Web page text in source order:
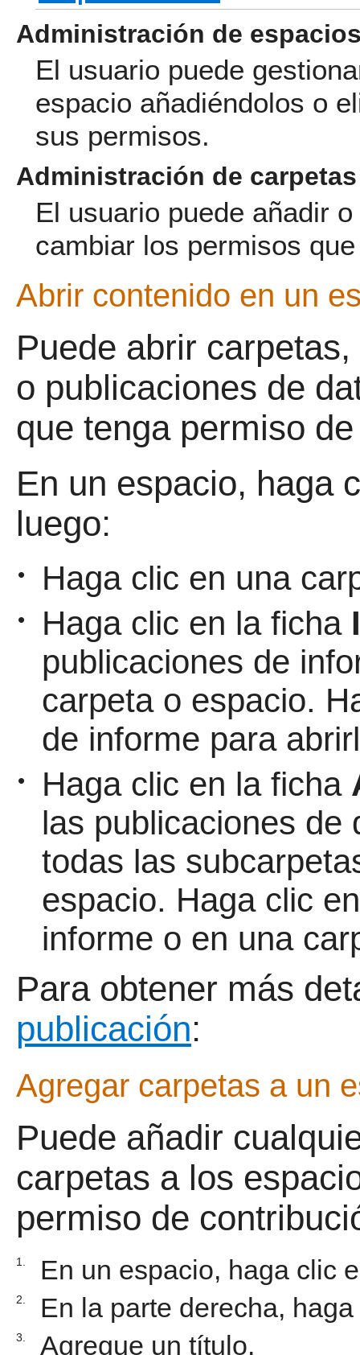
Administración de
El usuario puede
espacio añadiéndolos o
sus permisos.
Administración de carpetas
El usuario puede añadir
cambiar los permisos
Abrir contenido en un
Puede abrir
o publicaciones de
que tenga permiso
En un espacio, haga
luego:
• Haga clic en una
• Haga clic en la ficha
publicaciones de
carpeta o espacio.
de informe para
• Haga clic en la ficha
las publicaciones de
todas las
espacio. Haga clic
informe o en una
Para obtener más
publicación:
Agregar carpetas a un
Puede añadir
carpetas a los
permiso de
1. En un espacio, haga clic
2. En la parte derecha,
3. Agregue un título.